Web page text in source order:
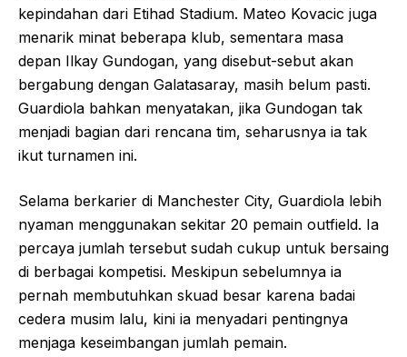
kepindahan dari Etihad Stadium. Mateo Kovacic juga
menarik minat beberapa klub, sementara masa
depan Ilkay Gundogan, yang disebut-sebut akan
bergabung dengan Galatasaray, masih belum pasti.
Guardiola bahkan menyatakan, jika Gundogan tak
menjadi bagian dari rencana tim, seharusnya ia tak
ikut turnamen ini.
Selama berkarier di Manchester City, Guardiola lebih
nyaman menggunakan sekitar 20 pemain outfield. Ia
percaya jumlah tersebut sudah cukup untuk bersaing
di berbagai kompetisi. Meskipun sebelumnya ia
pernah membutuhkan skuad besar karena badai
cedera musim lalu, kini ia menyadari pentingnya
menjaga keseimbangan jumlah pemain.